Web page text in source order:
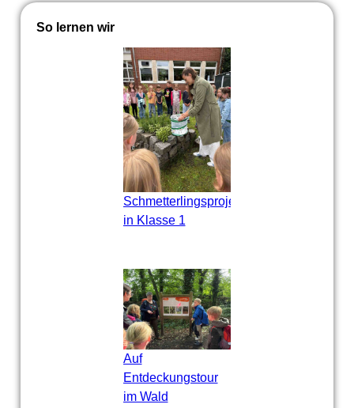
So lernen wir
Schmetterlingsprojekt
in Klasse 1
Auf
Entdeckungstour
im Wald